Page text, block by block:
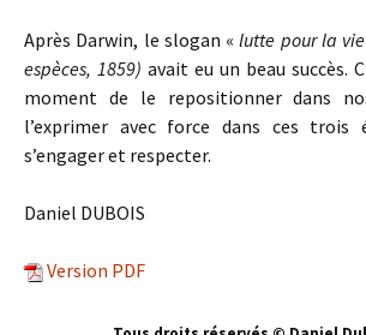
Après Darwin, le slogan « lutte pour la vie
espèces, 1859) avait eu un beau succès.
moment de le repositionner dans
l’exprimer avec force dans ces trois
s’engager et respecter.
Daniel DUBOIS
Version PDF